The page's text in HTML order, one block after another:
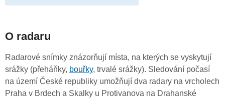
O radaru
Radarové snímky znázorňují místa, na kterých se vyskytují
srážky (přeháňky, bouřky, trvalé srážky). Sledování počasí
na území České republiky umožňují dva radary na vrcholech
Praha v Brdech a Skalky u Protivanova na Drahanské